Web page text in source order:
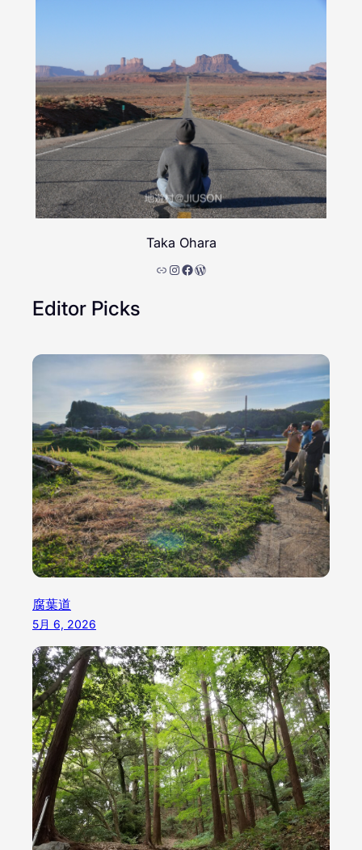
Taka Ohara
リンク Instagram Facebook WordPress
Editor Picks
腐葉道
5月 6, 2026